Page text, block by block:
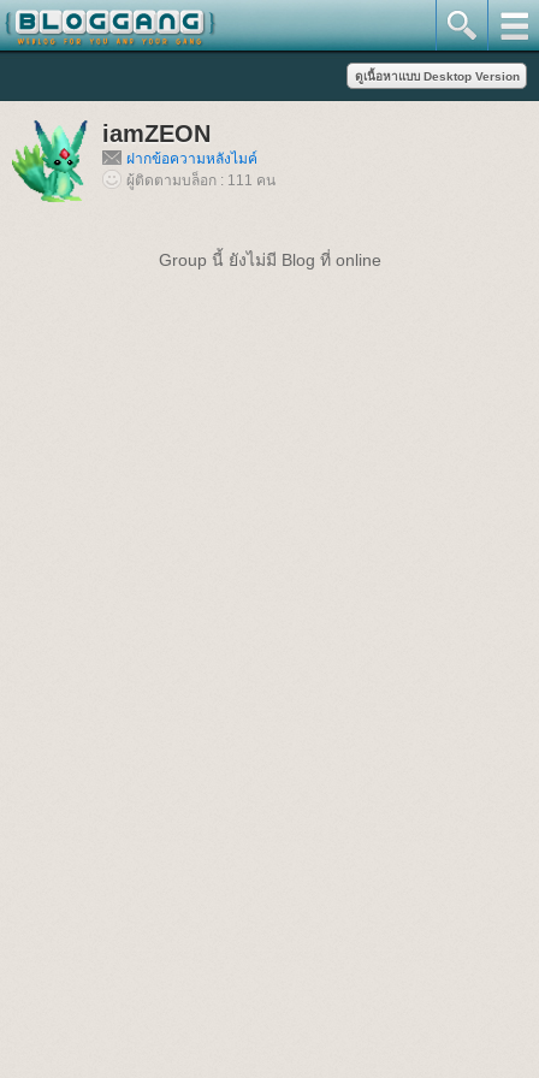
iamZEON
ฝากข้อความหลังไมค์
ผู้ติดตามบล็อก : 111 คน
Group นี้ ยังไม่มี Blog ที่ online